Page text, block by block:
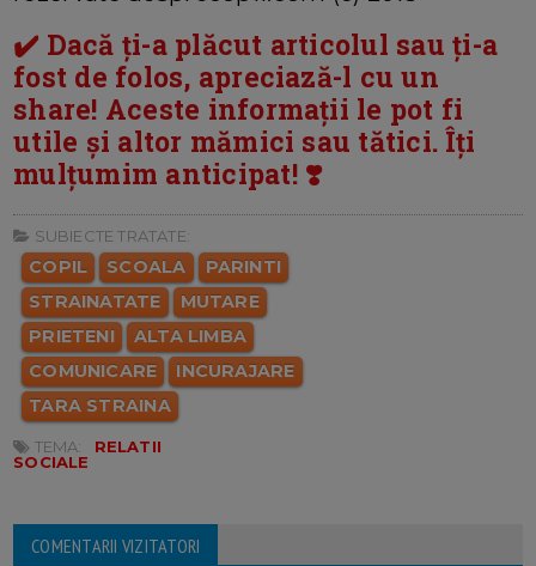
✔️ Dacă ți-a plăcut articolul sau ți-a
fost de folos, apreciază-l cu un
share! Aceste informații le pot fi
utile și altor mămici sau tătici. Îți
mulțumim anticipat! ❣️
SUBIECTE TRATATE:
COPIL SCOALA
PARINTI
STRAINATATE
MUTARE
PRIETENI
ALTA LIMBA
COMUNICARE
INCURAJARE
TARA STRAINA
TEMA:
RELATII
SOCIALE
COMENTARII VIZITATORI